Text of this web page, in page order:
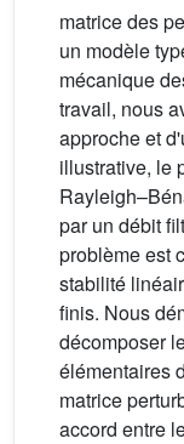
matrice des
un modèle
mécanique
travail, nous
approche et
illustrative, le
par un débit
problème est
stabilité
finis. Nous
décomposer
élémentaires
matrice
accord entre